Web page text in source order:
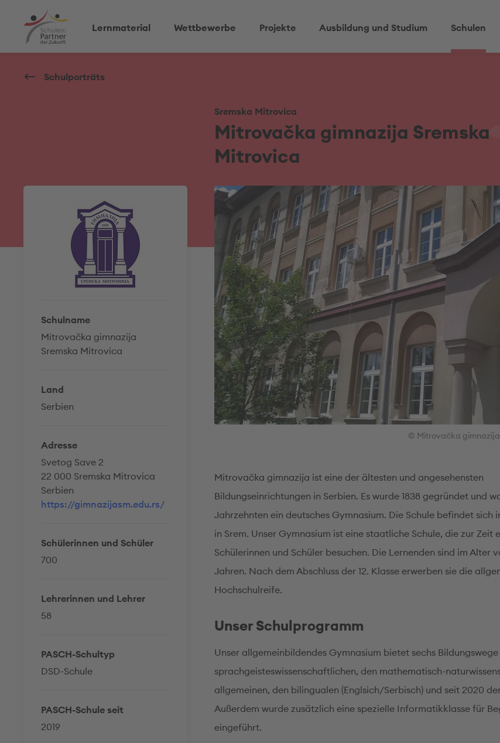
Lernmaterial Wettbewerbe Projekte Ausbildung und Studium Schulen
Schulporträts
Sremska Mitrovica
Mitrovačka gimnazija Sremska
Mitrovica
Schulname
Mitrovačka gimnazija
Sremska Mitrovica
Land
Serbien
Adresse
Svetog Save 2
22 000 Sremska Mitrovica
Serbien
https://gimnazijasm.edu.rs/
Schülerinnen und Schüler
700
Lehrerinnen und Lehrer
58
PASCH-Schultyp
DSD-Schule
PASCH-Schule seit
2019
© Mitrovačka
Mitrovačka gimnazija ist eine der ältesten und angesehensten
Bildungseinrichtungen in Serbien. Es wurde 1838 gegründet und
Jahrzehnten ein deutsches Gymnasium. Die Schule befindet sich
in Srem. Unser Gymnasium ist eine staatliche Schule, die zur Zeit
Schülerinnen und Schüler besuchen. Die Lernenden sind im Alter
Jahren. Nach dem Abschluss der 12. Klasse erwerben sie die
Hochschulreife.
Unser Schulprogramm
Unser allgemeinbildendes Gymnasium bietet sechs Bildungswege
sprachgeisteswissenschaftlichen, den mathematisch-
allgemeinen, den bilingualen (Englsich/Serbisch) und seit 2020
Außerdem wurde zusätzlich eine spezielle Informatikklasse für
eingeführt.